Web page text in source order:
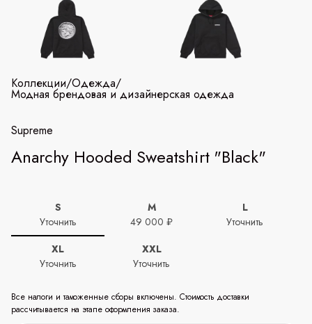
Коллекции/Одежда/
Модная брендовая и дизайнерская одежда
Supreme
Anarchy Hooded Sweatshirt "Black"
S
Уточнить
M
49 000 ₽
L
Уточнить
XL
Уточнить
XXL
Уточнить
Все налоги и таможенные сборы включены. Стоимость доставки
рассчитывается на этапе оформления заказа.